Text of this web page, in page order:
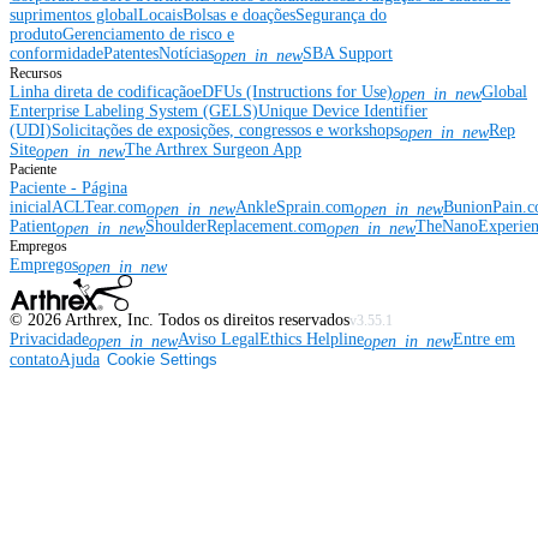
suprimentos globalLocaisBolsas e doaçõesSegurança do
produtoGerenciamento de risco e
conformidadePatentesNotíciasopen_in_newSBA Support
Recursos
Linha direta de codificaçãoeDFUs (Instructions for Use)open_in_newGlobal
Enterprise Labeling System (GELS)Unique Device Identifier
(UDI)Solicitações de exposições, congressos e workshopsopen_in_newRep
Siteopen_in_newThe Arthrex Surgeon App
Paciente
Paciente - Página
inicial ACLTear.comopen_in_newAnkleSprain.comopen_in_new
Patientopen_in_newShoulderReplacement.comopen_in_new
Empregos
Empregosopen_in_new
© 2026 Arthrex, Inc. Todos os direitos reservadosv3.55.1
Privacidadeopen_in_newAviso LegalEthics Helplineopen_in_newEntre em
contatoAjuda Cookie Settings